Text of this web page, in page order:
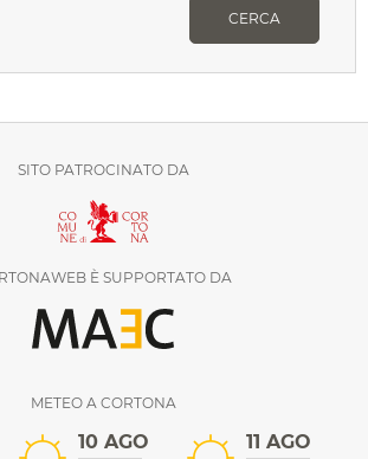
CERCA
SITO PATROCINATO DA
È SUPPORTATO DA
METEO A CORTONA
10 AGO 11 AGO